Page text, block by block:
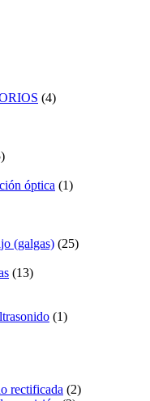
(4)
óptica (1)
(galgas) (25)
(13)
(1)
rectificada (2)